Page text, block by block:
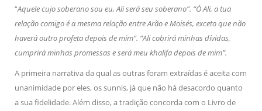
“Aquele cujo soberano sou eu, Ali será seu soberano”. “Ó Ali, a tua
relação comigo é a mesma relação entre Arão e Moisés, exceto que não
haverá outro profeta depois de mim”. “Ali cobrirá minhas dívidas,
cumprirá minhas promessas e será meu khalifa depois de mim”.
A primeira narrativa da qual as outras foram extraídas é aceita com
unanimidade por eles, os sunnis, já que não há desacordo quanto
a sua fidelidade. Além disso, a tradição concorda com o Livro de